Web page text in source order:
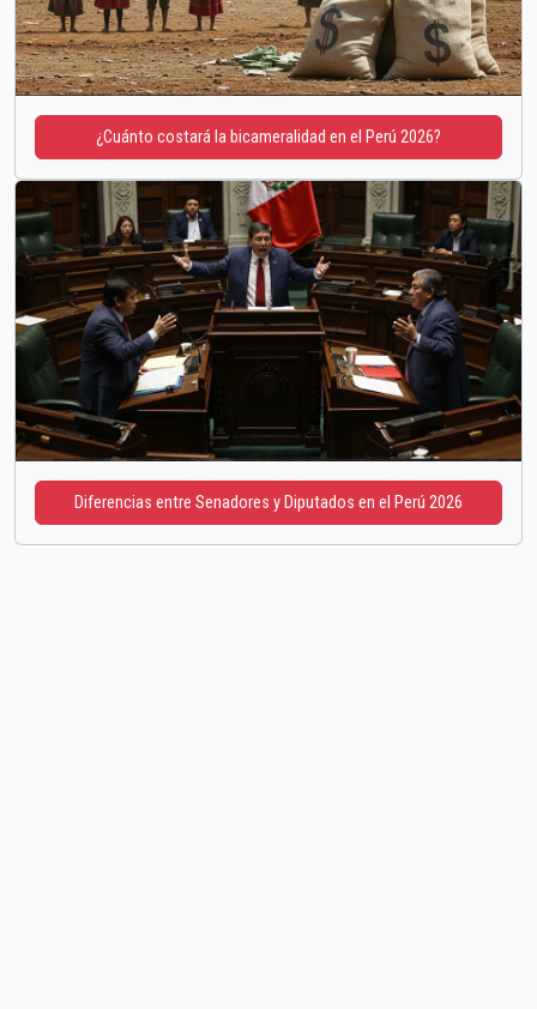
¿Cuánto costará la bicameralidad en el Perú 2026?
Diferencias entre Senadores y Diputados en el Perú 2026